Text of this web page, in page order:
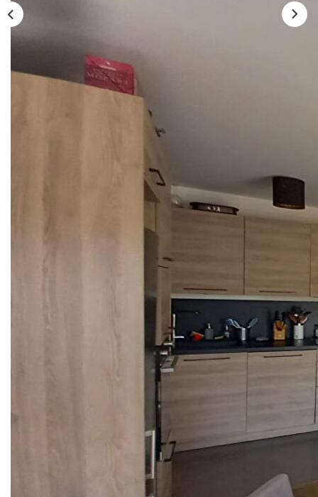
Dans un immeuble très récent, venez découvrir ce
magnifique appartement de 79 m² loué meublé. Situé Cour
RER C, ce 4 pièces, au 5ème et dernier étage, est
composé de 3 chambres, d'un agréable séjour avec sa
cuisine ouverte donnant sur un bel extérieur (exposition
SUD/EST), une salle de bains et des rangements. Un
emplacement en sous-sol pour véhicule complète ce bien.
Le chauffage et l'eau sont collectif avec compteur individuel
et compris dans les charges. Un espace extérieur est à
Idéal pour une famille et/ou Colocation solidaire acceptée
Nous contacter